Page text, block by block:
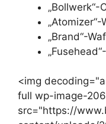
„Bollwerk“-
„Brand“-
<img
full wp-image-
src="https://